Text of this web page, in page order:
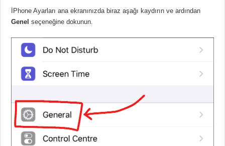
İPhone Ayarları ana ekranınızda biraz aşağı kaydırın ve ardından
Genel seçeneğine dokunun.